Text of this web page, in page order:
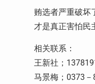
贿选者严重破坏
才是真正害怕民
相关联系：
王新社；
马景梅；0373－